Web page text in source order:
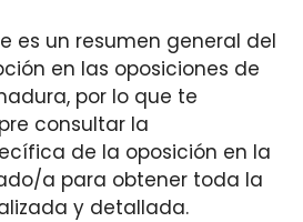
es un resumen general del
en las oposiciones de
por lo que te
consultar la
de la oposición en la
a para obtener toda la
y detallada.